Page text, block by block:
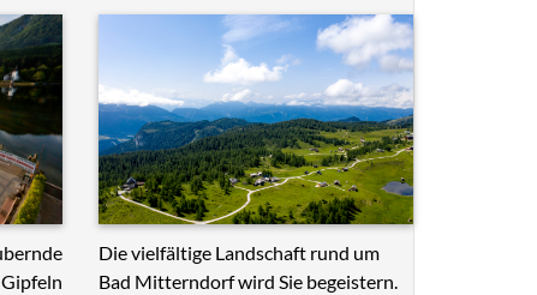
Die vielfältige Landschaft rund um
Bad Mitterndorf wird Sie begeistern.